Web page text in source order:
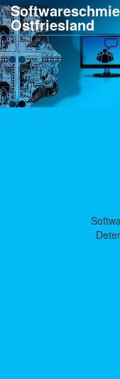
Ostfriesland